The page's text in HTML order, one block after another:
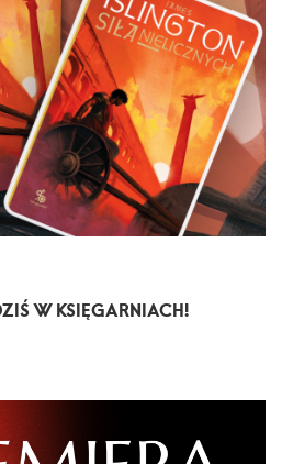
W KSIĘGARNIACH!